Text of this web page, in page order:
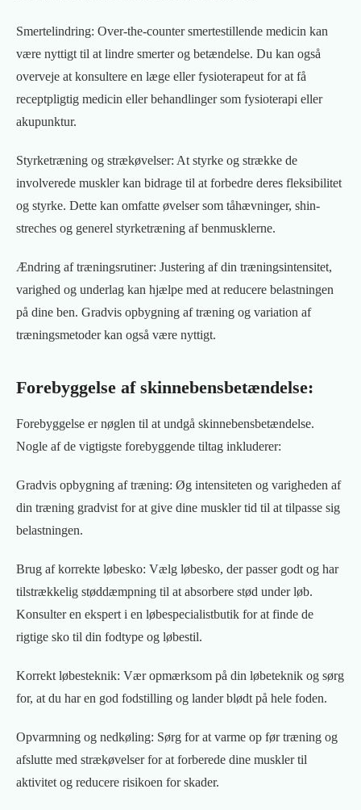
Smertelindring: Over-the-counter smertestillende medicin kan
være nyttigt til at lindre smerter og betændelse. Du kan også
overveje at konsultere en læge eller fysioterapeut for at få
receptpligtig medicin eller behandlinger som fysioterapi eller
akupunktur.
Styrketræning og strækøvelser: At styrke og strække de
involverede muskler kan bidrage til at forbedre deres fleksibilitet
og styrke. Dette kan omfatte øvelser som tåhævninger, shin-
streches og generel styrketræning af benmusklerne.
Ændring af træningsrutiner: Justering af din træningsintensitet,
varighed og underlag kan hjælpe med at reducere belastningen
på dine ben. Gradvis opbygning af træning og variation af
træningsmetoder kan også være nyttigt.
Forebyggelse af skinnebensbetændelse:
Forebyggelse er nøglen til at undgå skinnebensbetændelse.
Nogle af de vigtigste forebyggende tiltag inkluderer:
Gradvis opbygning af træning: Øg intensiteten og varigheden af
din træning gradvist for at give dine muskler tid til at tilpasse sig
belastningen.
Brug af korrekte løbesko: Vælg løbesko, der passer godt og har
tilstrækkelig støddæmpning til at absorbere stød under løb.
Konsulter en ekspert i en løbespecialistbutik for at finde de
rigtige sko til din fodtype og løbestil.
Korrekt løbesteknik: Vær opmærksom på din løbeteknik og sørg
for, at du har en god fodstilling og lander blødt på hele foden.
Opvarmning og nedkøling: Sørg for at varme op før træning og
afslutte med strækøvelser for at forberede dine muskler til
aktivitet og reducere risikoen for skader.